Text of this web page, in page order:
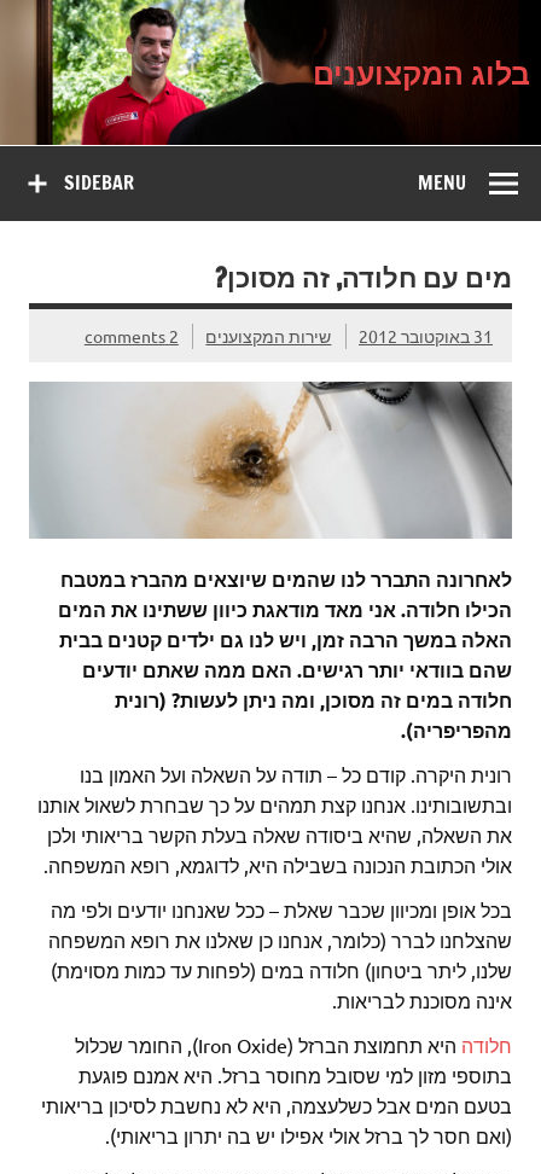
בלוג
המקצוענים
על עיצוב, שיפוץ וטיפוח הבית
בלוג המקצוענים
SIDEBAR MENU
מים עם חלודה, זה מסוכן?
31 באוקטובר 2012 שירות המקצוענים 2 comments
לאחרונה התברר לנו שהמים שיוצאים מהברז במטבח
הכילו חלודה. אני מאד מודאגת כיוון ששתינו את המים
האלה במשך הרבה זמן, ויש לנו גם ילדים קטנים בבית
שהם בוודאי יותר רגישים. האם ממה שאתם יודעים
חלודה במים זה מסוכן, ומה ניתן לעשות? (רונית
מהפריפריה).
רונית היקרה. קודם כל – תודה על השאלה ועל האמון בנו
ובתשובותינו. אנחנו קצת תמהים על כך שבחרת לשאול אותנו
את השאלה, שהיא ביסודה שאלה בעלת הקשר בריאותי ולכן
אולי הכתובת הנכונה בשבילה היא, לדוגמא, רופא המשפחה.
בכל אופן ומכיוון שכבר שאלת – ככל שאנחנו יודעים ולפי מה
שהצלחנו לברר (כלומר, אנחנו כן שאלנו את רופא המשפחה
שלנו, ליתר ביטחון) חלודה במים (לפחות עד כמות מסוימת)
אינה מסוכנת לבריאות.
חלודה
היא תחמוצת הברזל (Iron Oxide), החומר שכלול
בתוספי מזון למי שסובל מחוסר ברזל. היא אמנם פוגעת
בטעם המים אבל כשלעצמה, היא לא נחשבת לסיכון בריאותי
(ואם חסר לך ברזל אולי אפילו יש בה יתרון בריאותי).